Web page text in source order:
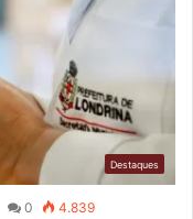
Destaques
0 4.839